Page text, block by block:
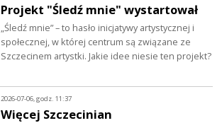
Projekt "Śledź mnie" wystartował
„Śledź mnie” – to hasło inicjatywy artystycznej i
społecznej, w której centrum są związane ze
Szczecinem artystki. Jakie idee niesie ten projekt?
2026-07-06, godz. 11:37
Więcej Szczecinian